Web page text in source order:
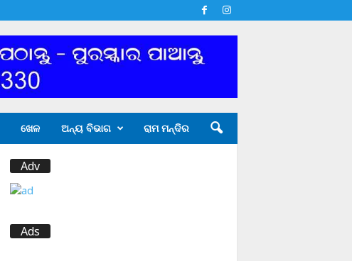
ଖେଳ ଅନ୍ୟ ବିଭାଗ ରାମ ମନ୍ଦିର
Adv
Ads